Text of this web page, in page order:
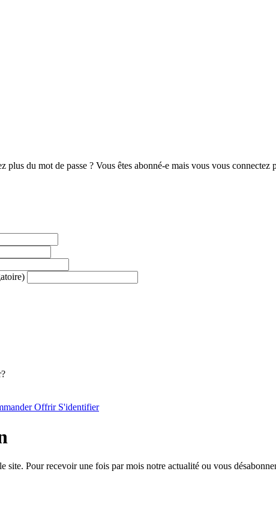
plus du mot de passe ? Vous êtes abonné-e mais vous vous
Offrir S'identifier
site. Pour recevoir une fois par mois notre actualité ou vous